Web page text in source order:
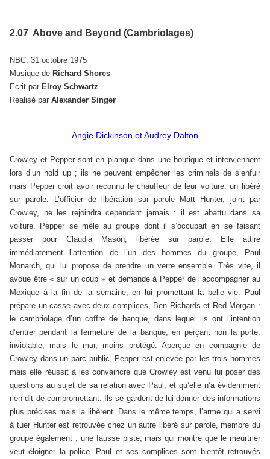
2.07 Above and Beyond (Cambriolages)
NBC, 31 octobre 1975
Musique de Richard Shores
Ecrit par Elroy Schwartz
Réalisé par Alexander Singer
Angie Dickinson et Audrey Dalton
Crowley et Pepper sont en planque dans une boutique et interviennent
lors d’un hold up ; ils ne peuvent empêcher les criminels de s’enfuir
mais Pepper croit avoir reconnu le chauffeur de leur voiture, un libéré
sur parole. L’officier de libération sur parole Matt Hunter, joint par
Crowley, ne les rejoindra cependant jamais : il est abattu dans sa
voiture. Pepper se mêle au groupe dont il s’occupait en se faisant
passer pour Claudia Mason, libérée sur parole. Elle attire
immédiatement l’attention de l’un des hommes du groupe, Paul
Monarch, qui lui propose de prendre un verre ensemble. Très vite, il
avoue être « sur un coup » et demande à Pepper de l’accompagner au
Mexique à la fin de la semaine, en lui promettant la belle vie. Paul
prépare un casse avec deux complices, Ben Richards et Red Morgan :
le cambriolage d’un coffre de banque, dans lequel ils ont l’intention
d’entrer pendant la fermeture de la banque, en perçant non la porte,
inviolable, mais le mur, moins protégé. Aperçue en compagnie de
Crowley dans un parc public, Pepper est enlevée par les trois hommes
mais elle réussit à les convaincre que Crowley est venu lui poser des
questions au sujet de sa relation avec Paul, et qu’elle n’a évidemment
rien dit de compromettant. Ils se gardent de lui donner des informations
plus précises mais la libèrent. Dans le même temps, l’arme qui a servi
à tuer Hunter est retrouvée chez un autre libéré sur parole, membre du
groupe également ; une fausse piste, mais qui montre que le meurtrier
veut éloigner la police. Paul et ses complices sont bientôt retrouvés